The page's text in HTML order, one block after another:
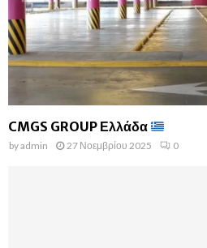
CMGS GROUP Ελλάδα
byadmin 27 Νοεμβρίου 2025 0